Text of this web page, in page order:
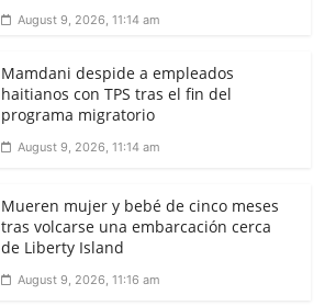
August 9, 2026, 11:14 am
Mamdani despide a empleados
haitianos con TPS tras el fin del
programa migratorio
August 9, 2026, 11:14 am
Mueren mujer y bebé de cinco meses
tras volcarse una embarcación cerca
de Liberty Island
August 9, 2026, 11:16 am